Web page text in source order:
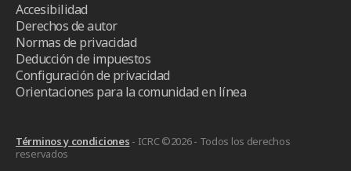
Accesibilidad
Derechos de autor
Normas de privacidad
Deducción de impuestos
Configuración de privacidad
Orientaciones para la comunidad en línea
Términos y condiciones - ICRC ©2026 - Todos los derechos
reservados